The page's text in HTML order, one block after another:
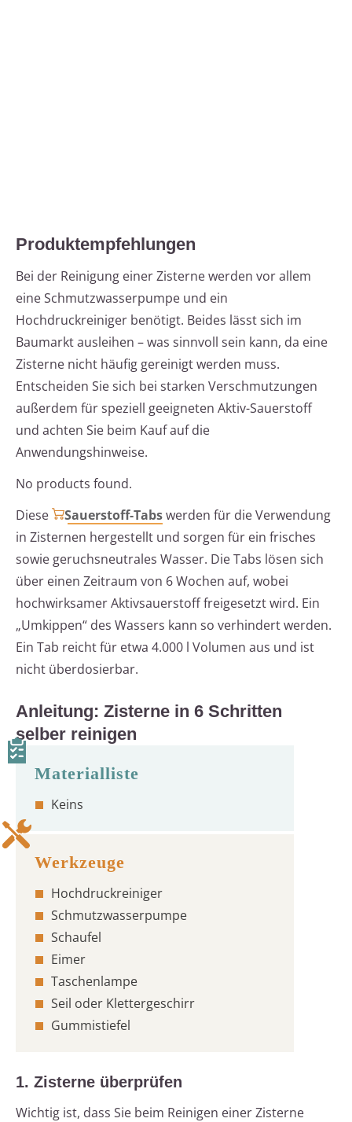
Produktempfehlungen
Bei der Reinigung einer Zisterne werden vor allem
eine Schmutzwasserpumpe und ein
Hochdruckreiniger benötigt. Beides lässt sich im
Baumarkt ausleihen – was sinnvoll sein kann, da eine
Zisterne nicht häufig gereinigt werden muss.
Entscheiden Sie sich bei starken Verschmutzungen
außerdem für speziell geeigneten Aktiv-Sauerstoff
und achten Sie beim Kauf auf die
Anwendungshinweise.
No products found.
Diese
Sauerstoff-Tabswerden für die Verwendung
in Zisternen hergestellt und sorgen für ein frisches
sowie geruchsneutrales Wasser. Die Tabs lösen sich
über einen Zeitraum von 6 Wochen auf, wobei
hochwirksamer Aktivsauerstoff freigesetzt wird. Ein
„Umkippen“ des Wassers kann so verhindert werden.
Ein Tab reicht für etwa 4.000 l Volumen aus und ist
nicht überdosierbar.
Anleitung: Zisterne in 6 Schritten
selber reinigen
Keins
Hochdruckreiniger
Schmutzwasserpumpe
Schaufel
Eimer
Taschenlampe
Seil oder Klettergeschirr
Gummistiefel
1. Zisterne überprüfen
Wichtig ist, dass Sie beim Reinigen einer Zisterne